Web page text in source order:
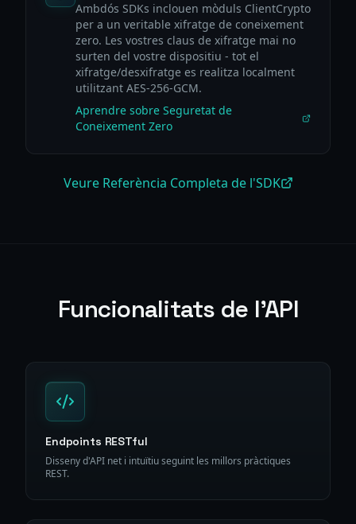
Ambdós SDKs inclouen mòduls ClientCrypto
per a un veritable xifratge de coneixement
zero. Les vostres claus de xifratge mai no
surten del vostre dispositiu - tot el
xifratge/desxifratge es realitza localment
utilitzant AES-256-GCM.
Aprendre sobre Seguretat de
Coneixement Zero
Veure Referència Completa de l'SDK
Funcionalitats de l'API
Endpoints RESTful
Disseny d'API net i intuïtiu seguint les millors pràctiques
REST.